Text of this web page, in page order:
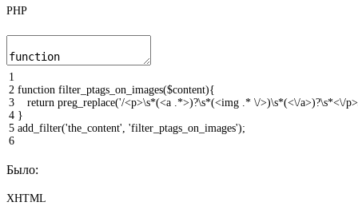
PHP
1
2
3
4
5
6
function filter_ptags_on_images($content){
return preg_replace('​/<p>\s*(<a .*>)?\s*(<img .* \/>)\s*(<\/a>)?\s*<\/
}
add_filter('the_content', 'filter_ptags_on_images');
Было:
XHTML